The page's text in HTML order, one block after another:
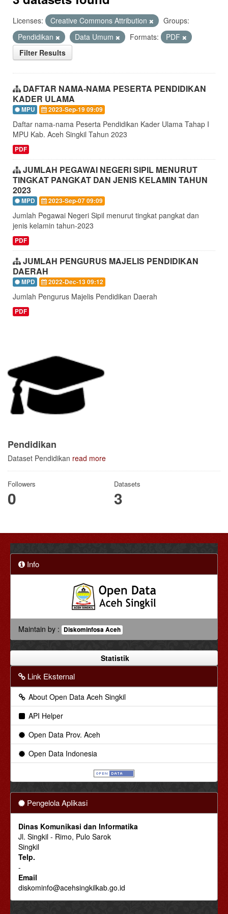
Licenses: Creative Commons Attribution
Groups:
Pendidikan
Data Umum Formats:
PDF
Filter Results
DAFTAR NAMA-NAMA PESERTA PENDIDIKAN
KADER ULAMA
MPU 2023-Sep-19 09:09
Daftar nama-nama Peserta Pendidikan Kader Ulama Tahap I
MPU Kab. Aceh Singkil Tahun 2023
PDF
JUMLAH PEGAWAI NEGERI SIPIL MENURUT
TINGKAT PANGKAT DAN JENIS KELAMIN TAHUN
2023
MPD 2023-Sep-07 09:09
Jumlah Pegawai Negeri Sipil menurut tingkat pangkat dan
jenis kelamin tahun-2023
PDF
JUMLAH PENGURUS MAJELIS PENDIDIKAN
DAERAH
MPD 2022-Dec-13 09:12
Jumlah Pengurus Majelis Pendidikan Daerah
PDF
Pendidikan
Dataset Pendidikan read more
Followers
0
Datasets
3
Info
Maintain by : Diskominfosa Aceh
Statistik
Link Eksternal
About Open Data Aceh Singkil
API Helper
Open Data Prov. Aceh
Open Data Indonesia
Pengelola Aplikasi
Dinas Komunikasi dan Informatika
Jl. Singkil - Rimo, Pulo Sarok
Singkil
Telp.
-
Email
diskominfo@acehsingkilkab.go.id